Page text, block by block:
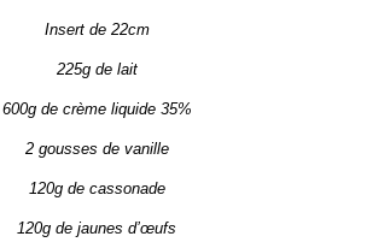
Insert de 22cm
225g de lait
600g de crème liquide 35%
2 gousses de vanille
120g de cassonade
120g de jaunes d’œufs